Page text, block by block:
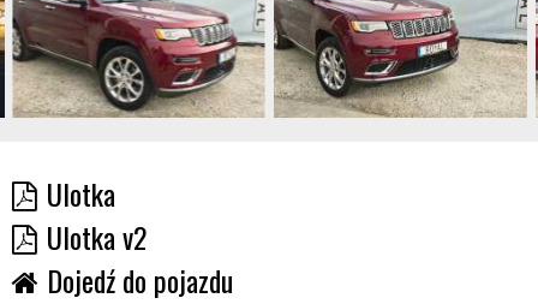
Ulotka
Ulotka v2
Dojedź do pojazdu